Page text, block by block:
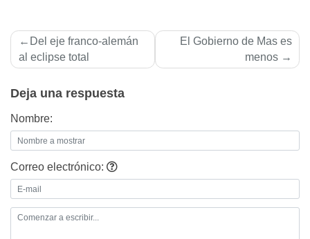
Navegación
de
Del eje franco-alemán
al eclipse total
El Gobierno de Mas es
menos
Deja una respuesta
Nombre:
Correo electrónico: